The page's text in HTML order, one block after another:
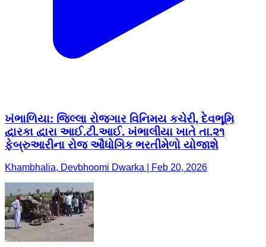
ખંભાળિયા: જિલ્લા રોજગાર વિનિમય કચેરી, દેવભૂમિ
દ્વારકા દ્વારા આઈ.ટી.આઈ. ખંભાલીયા ખાતે તા.૨૧
ફેબ્રુઆરીના રોજ ઔધોગિક ભરતીમેળો યોજાશે
Khambhalia, Devbhoomi Dwarka | Feb 20, 2026